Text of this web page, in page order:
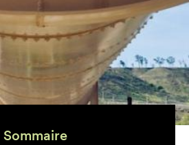
Sommaire